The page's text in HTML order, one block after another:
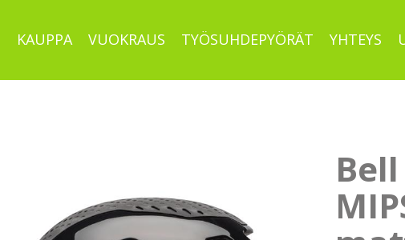
KAUPPA VUOKRAUS TYÖSUHDEPYÖRÄT YHTEYS